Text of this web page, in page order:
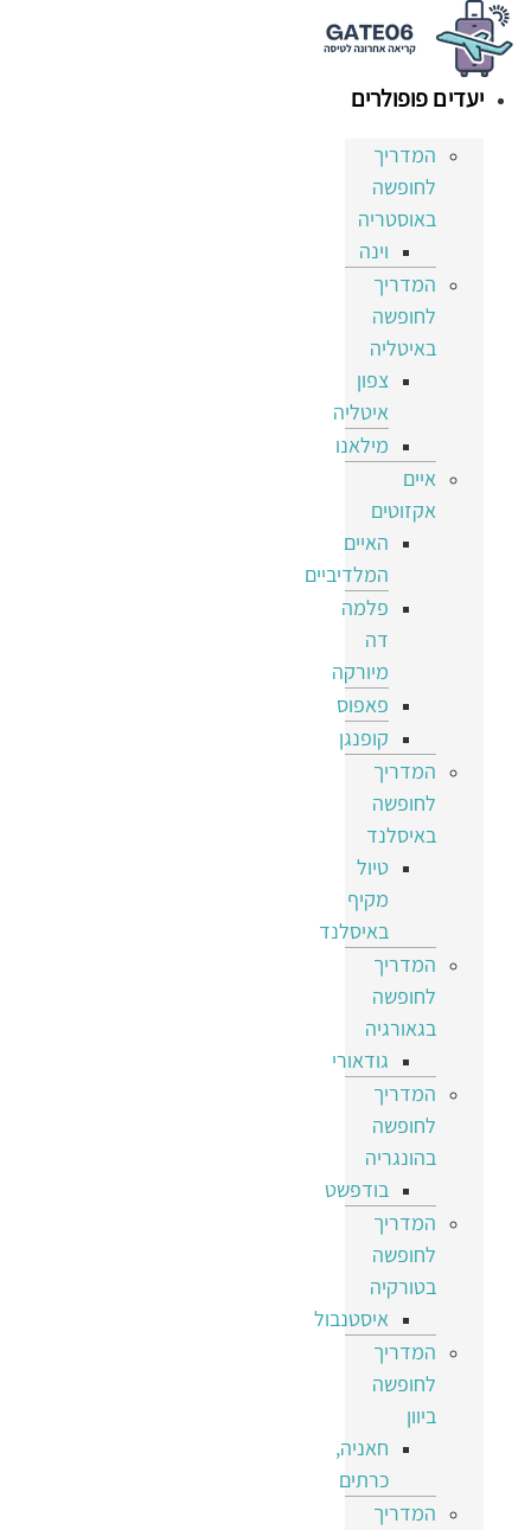
דלג
לתוכן
יעדים פופולרים
המדריך
לחופשה
באוסטריה
וינה
המדריך
לחופשה
באיטליה
צפון
איטליה
מילאנו
איים
אקזוטים
האיים
המלדיביים
פלמה
דה
מיורקה
פאפוס
קופנגן
המדריך
לחופשה
באיסלנד
טיול
מקיף
באיסלנד
המדריך
לחופשה
בגאורגיה
גודאורי
המדריך
לחופשה
בהונגריה
בודפשט
המדריך
לחופשה
בטורקיה
איסטנבול
המדריך
לחופשה
ביוון
חאניה,
כרתים
המדריך